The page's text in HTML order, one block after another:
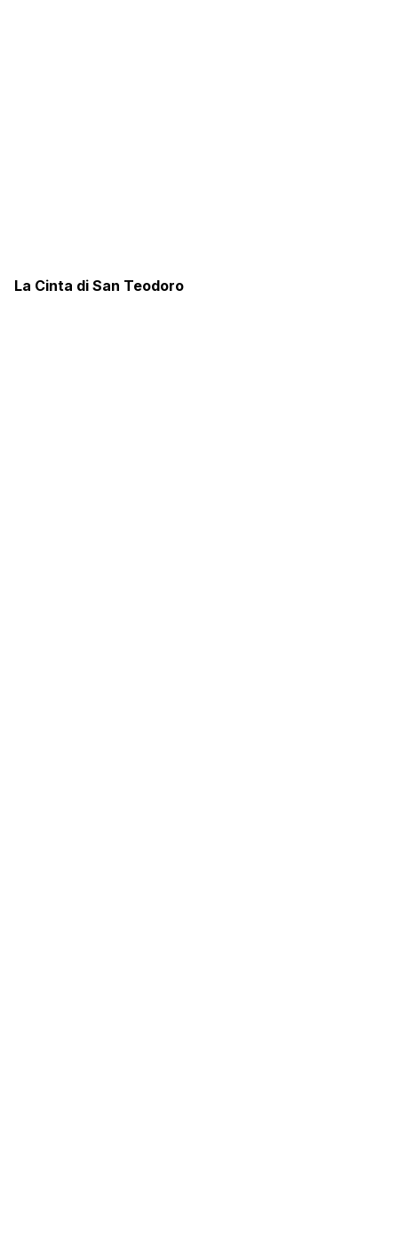
La Cinta di San Teodoro